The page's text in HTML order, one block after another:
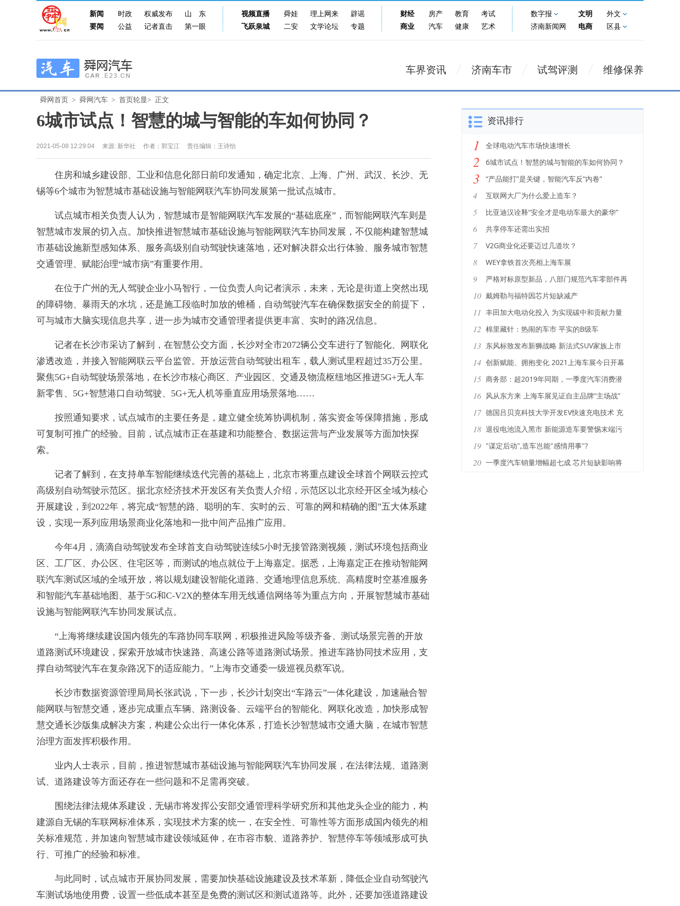
新闻 时政 权威发布 山东 视频直播 舜娃 理上网来 辟谣 财经 房产 教育 考试 数字报 文明
外文
要闻
公益 记者直击 第一眼 飞跃泉城 二安 文学论坛 专题 商业 汽车 健康 艺术 济南新闻网 电商 区县
车界资讯 济南车市 试驾评测 维修保养
舜网首页 > 舜网汽车 > 首页轮显> 正文
6城市试点！智慧的城与智能的车如何协同？
2021-05-08 12:29:04 来源: 新华社 作者：郭宝江 责任编辑：王诗怡
住房和城乡建设部、工业和信息化部日前印发通知，确定北京、上海、广州、武汉、长沙、无
锡等6个城市为智慧城市基础设施与智能网联汽车协同发展第一批试点城市。
试点城市相关负责人认为，智慧城市是智能网联汽车发展的“基础底座”，而智能网联汽车则是
智慧城市发展的切入点。加快推进智慧城市基础设施与智能网联汽车协同发展，不仅能构建智慧城
市基础设施新型感知体系、服务高级别自动驾驶快速落地，还对解决群众出行体验、服务城市智慧
交通管理、赋能治理“城市病”有重要作用。
在位于广州的无人驾驶企业小马智行，一位负责人向记者演示，未来，无论是街道上突然出现
的障碍物、暴雨天的水坑，还是施工段临时加放的锥桶，自动驾驶汽车在确保数据安全的前提下，
可与城市大脑实现信息共享，进一步为城市交通管理者提供更丰富、实时的路况信息。
记者在长沙市采访了解到，在智慧公交方面，长沙对全市2072辆公交车进行了智能化、网联化
渗透改造，并接入智能网联云平台监管。开放运营自动驾驶出租车，载人测试里程超过35万公里。
聚焦5G+自动驾驶场景落地，在长沙市核心商区、产业园区、交通及物流枢纽地区推进5G+无人车
新零售、5G+智慧港口自动驾驶、5G+无人机等垂直应用场景落地……
按照通知要求，试点城市的主要任务是，建立健全统筹协调机制，落实资金等保障措施，形成
可复制可推广的经验。目前，试点城市正在基建和功能整合、数据运营与产业发展等方面加快探
索。
记者了解到，在支持单车智能继续迭代完善的基础上，北京市将重点建设全球首个网联云控式
高级别自动驾驶示范区。据北京经济技术开发区有关负责人介绍，示范区以北京经开区全域为核心
开展建设，到2022年，将完成“智慧的路、聪明的车、实时的云、可靠的网和精确的图”五大体系建
设，实现一系列应用场景商业化落地和一批中间产品推广应用。
今年4月，滴滴自动驾驶发布全球首支自动驾驶连续5小时无接管路测视频，测试环境包括商业
区、工厂区、办公区、住宅区等，而测试的地点就位于上海嘉定。据悉，上海嘉定正在推动智能网
联汽车测试区域的全域开放，将以规划建设智能化道路、交通地理信息系统、高精度时空基准服务
和智能汽车基础地图、基于5G和C-V2X的整体车用无线通信网络等为重点方向，开展智慧城市基础
设施与智能网联汽车协同发展试点。
“上海将继续建设国内领先的车路协同车联网，积极推进风险等级齐备、测试场景完善的开放
道路测试环境建设，探索开放城市快速路、高速公路等道路测试场景。推进车路协同技术应用，支
撑自动驾驶汽车在复杂路况下的适应能力。”上海市交通委一级巡视员蔡军说。
长沙市数据资源管理局局长张武说，下一步，长沙计划突出“车路云”一体化建设，加速融合智
能网联与智慧交通，逐步完成重点车辆、路测设备、云端平台的智能化、网联化改造，加快形成智
慧交通长沙版集成解决方案，构建公众出行一体化体系，打造长沙智慧城市交通大脑，在城市智慧
治理方面发挥积极作用。
业内人士表示，目前，推进智慧城市基础设施与智能网联汽车协同发展，在法律法规、道路测
试、道路建设等方面还存在一些问题和不足需再突破。
围绕法律法规体系建设，无锡市将发挥公安部交通管理科学研究所和其他龙头企业的能力，构
建源自无锡的车联网标准体系，实现技术方案的统一，在安全性、可靠性等方面形成国内领先的相
关标准规范，并加速向智慧城市建设领域延伸，在市容市貌、道路养护、智慧停车等领域形成可执
行、可推广的经验和标准。
与此同时，试点城市开展协同发展，需要加快基础设施建设及技术革新，降低企业自动驾驶汽
车测试场地使用费，设置一些低成本甚至是免费的测试区和测试道路等。此外，还要加强道路建设
资讯排行
1 全球电动汽车市场快速增长
2 6城市试点！智慧的城与智能的车如何协同？
3 “产品能打”是关键，智能汽车反“内卷”
4 互联网大厂为什么爱上造车？
5 比亚迪汉诠释“安全才是电动车最大的豪华”
6 共享停车还需出实招
7 V2G商业化还要迈过几道坎？
8 WEY拿铁首次亮相上海车展
9
严格对标原型新品，八部门规范汽车零部件再
制造
10 戴姆勒与福特因芯片短缺减产
11 丰田加大电动化投入 为实现碳中和贡献力量
12 棉里藏针：热闹的车市 平实的B级车
13 东风标致发布新狮战略 新法式SUV家族上市
14 创新赋能、拥抱变化 2021上海车展今日开幕
15 商务部：超2019年同期，一季度汽车消费潜
力继续释放
16 风从东方来 上海车展见证自主品牌“主场战”
17 德国吕贝克科技大学开发EV快速充电技术 充
电功率或将达到1000kW
18 退役电池流入黑市 新能源造车要警惕末端污
染
19 "谋定后动",造车岂能"感情用事"?
20 一季度汽车销量增幅超七成 芯片短缺影响将